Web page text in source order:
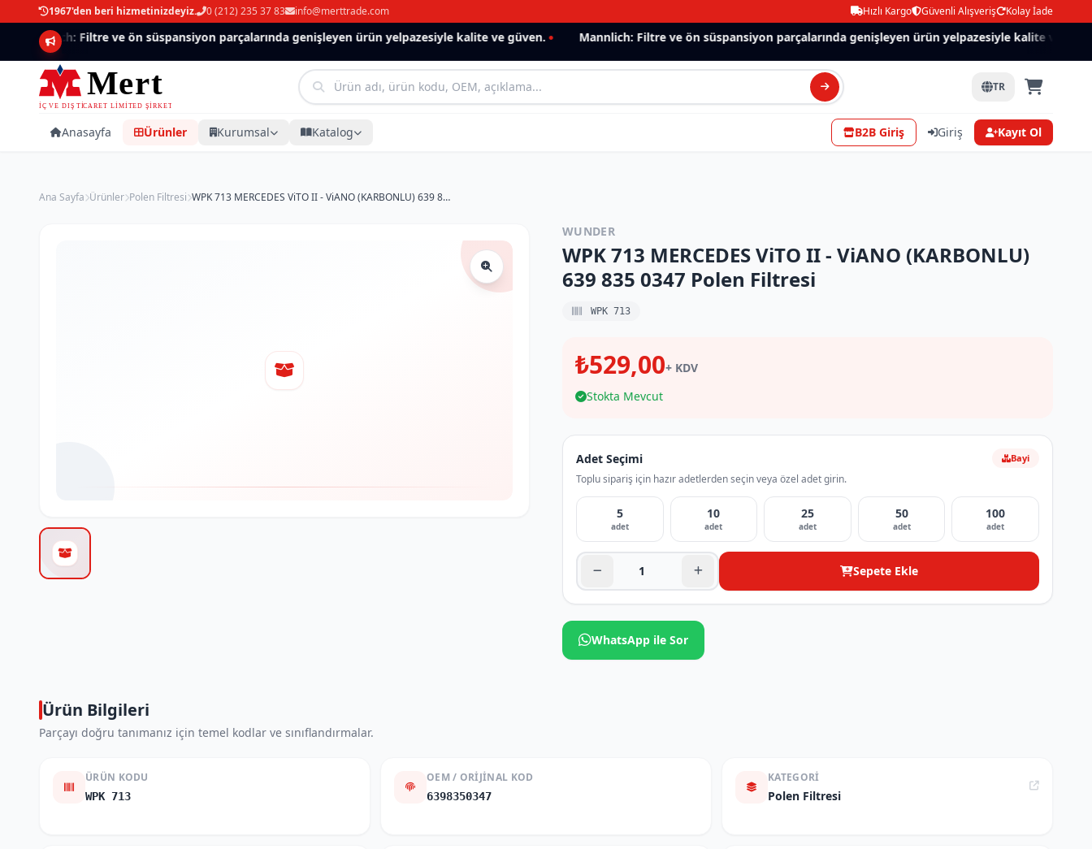
1967'den beri hizmetinizdeyiz. 0 (212) 235 37 83 info@merttrade.com Hızlı Kargo Güvenli Alışveriş Kolay İade
Mannlich: Filtre ve ön süspansiyon parçalarında genişleyen ürün yelpazesiyle kalite ve güven. Mannlich: Filtre ve ön süspansiyon parçalarında genişleyen ürün yelpazesiyle kalite ve güven.
TR
Anasayfa Ürünler Kurumsal Katalog B2B Giriş Giriş Kayıt Ol
Ana Sayfa Ürünler Polen Filtresi WPK 713 MERCEDES ViTO II - ViANO (KARBONLU) 639 835 0347 Polen Filtresi
WUNDER
WPK 713 MERCEDES ViTO II - ViANO (KARBONLU)
639 835 0347 Polen Filtresi
WPK 713
₺529,00+ KDV
Stokta Mevcut
Adet Seçimi
Toplu sipariş için hazır adetlerden seçin veya özel adet girin.
Bayi
5
adet
10
adet
25
adet
50
adet
100
adet
Sepete Ekle
WhatsApp ile Sor
Ürün Bilgileri
Parçayı doğru tanımanız için temel kodlar ve sınıflandırmalar.
ÜRÜN KODU
WPK 713
OEM / ORIJINAL KOD
6398350347
KATEGORI
Polen Filtresi